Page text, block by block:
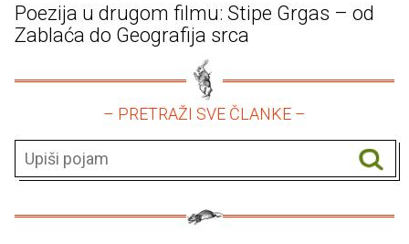
Poezija u drugom filmu: Stipe Grgas – od
Zablaća do Geografija srca
– PRETRAŽI SVE ČLANKE –